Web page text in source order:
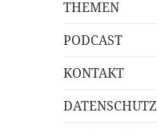
THEMEN
PODCAST
KONTAKT
DATENSCHUTZ